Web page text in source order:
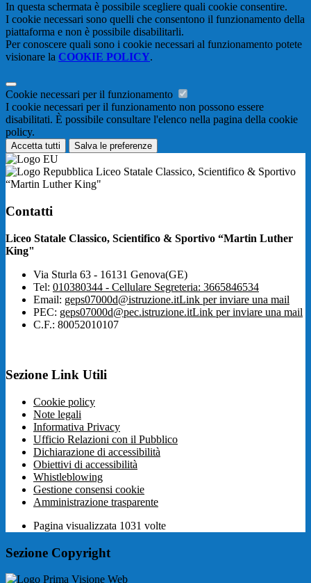
In questa schermata è possibile scegliere quali cookie consentire.
I cookie necessari sono quelli che consentono il funzionamento della
piattaforma e non è possibile disabilitarli.
Per conoscere quali sono i cookie necessari al funzionamento potete
visionare la COOKIE POLICY.
Cookie necessari per il funzionamento
I cookie necessari per il funzionamento non possono essere
disabilitati. È possibile consultare l'elenco nella pagina della cookie
policy.
Accetta tutti Salva le preferenze
Liceo Statale Classico, Scientifico & Sportivo
“Martin Luther King"
Contatti
Liceo Statale Classico, Scientifico & Sportivo “Martin Luther
King"
Via Sturla 63 - 16131 Genova(GE)
Tel: 010380344 - Cellulare Segreteria: 3665846534
Email: geps07000d@istruzione.itLink per inviare una mail
PEC: geps07000d@pec.istruzione.itLink per inviare una mail
C.F.: 80052010107
Sezione Link Utili
Cookie policy
Note legali
Informativa Privacy
Ufficio Relazioni con il Pubblico
Dichiarazione di accessibilità
Obiettivi di accessibilità
Whistleblowing
Gestione consensi cookie
Amministrazione trasparente
Pagina visualizzata 1031 volte
Sezione Copyright